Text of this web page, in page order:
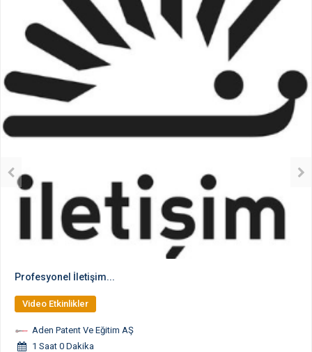
Profesyonel İletişim...
Video Etkinlikler
Aden Patent Ve Eğitim AŞ
1 Saat 0 Dakika